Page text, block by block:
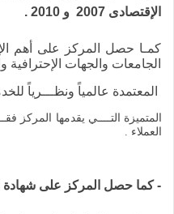
الإقتصادى 2007 و 2010 .
كمـا حصل المركز على أهم
الجامعات والجهات الإحترافية
المعتمدة عالمياً ونظـــرياً
المتميزة التــــي يقدمها المركز
العملاء .
- كما حصل المركز على شهادة الأيزو